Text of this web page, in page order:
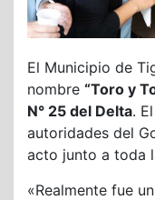
El Municipio de
nombre “Toro y
N° 25 del Delta.
autoridades del
acto junto a toda
«Realmente fue